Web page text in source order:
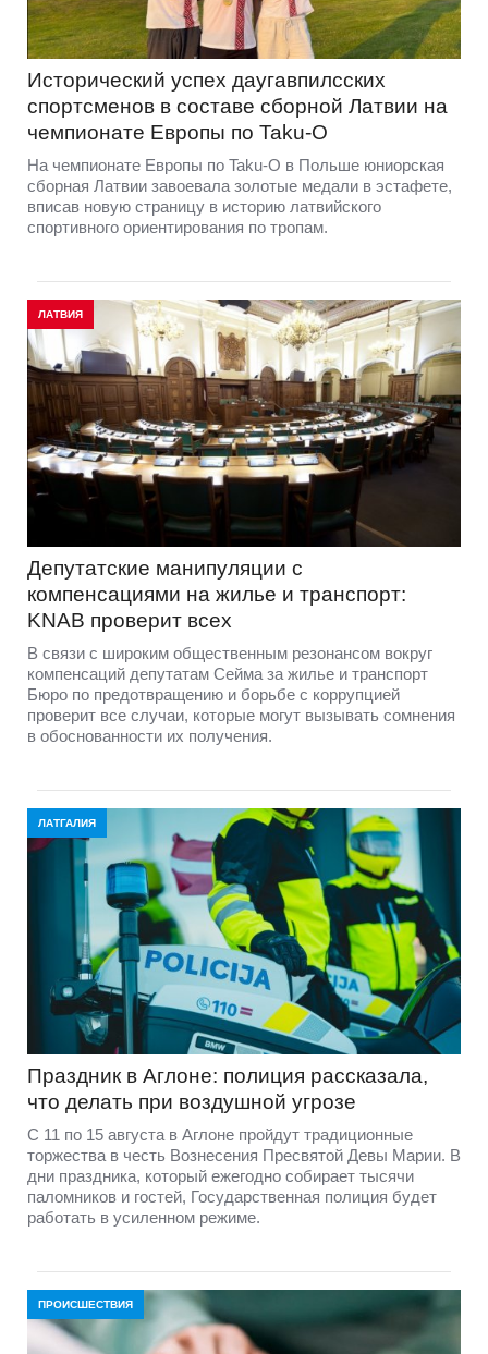
Исторический успех даугавпилсских
спортсменов в составе сборной Латвии на
чемпионате Европы по Taku-O
На чемпионате Европы по Taku-O в Польше юниорская
сборная Латвии завоевала золотые медали в эстафете,
вписав новую страницу в историю латвийского
спортивного ориентирования по тропам.
ЛАТВИЯ
Депутатские манипуляции с
компенсациями на жилье и транспорт:
KNAB проверит всех
В связи с широким общественным резонансом вокруг
компенсаций депутатам Сейма за жилье и транспорт
Бюро по предотвращению и борьбе с коррупцией
проверит все случаи, которые могут вызывать сомнения
в обоснованности их получения.
ЛАТГАЛИЯ
Праздник в Аглоне: полиция рассказала,
что делать при воздушной угрозе
С 11 по 15 августа в Аглоне пройдут традиционные
торжества в честь Вознесения Пресвятой Девы Марии. В
дни праздника, который ежегодно собирает тысячи
паломников и гостей, Государственная полиция будет
работать в усиленном режиме.
ПРОИСШЕСТВИЯ